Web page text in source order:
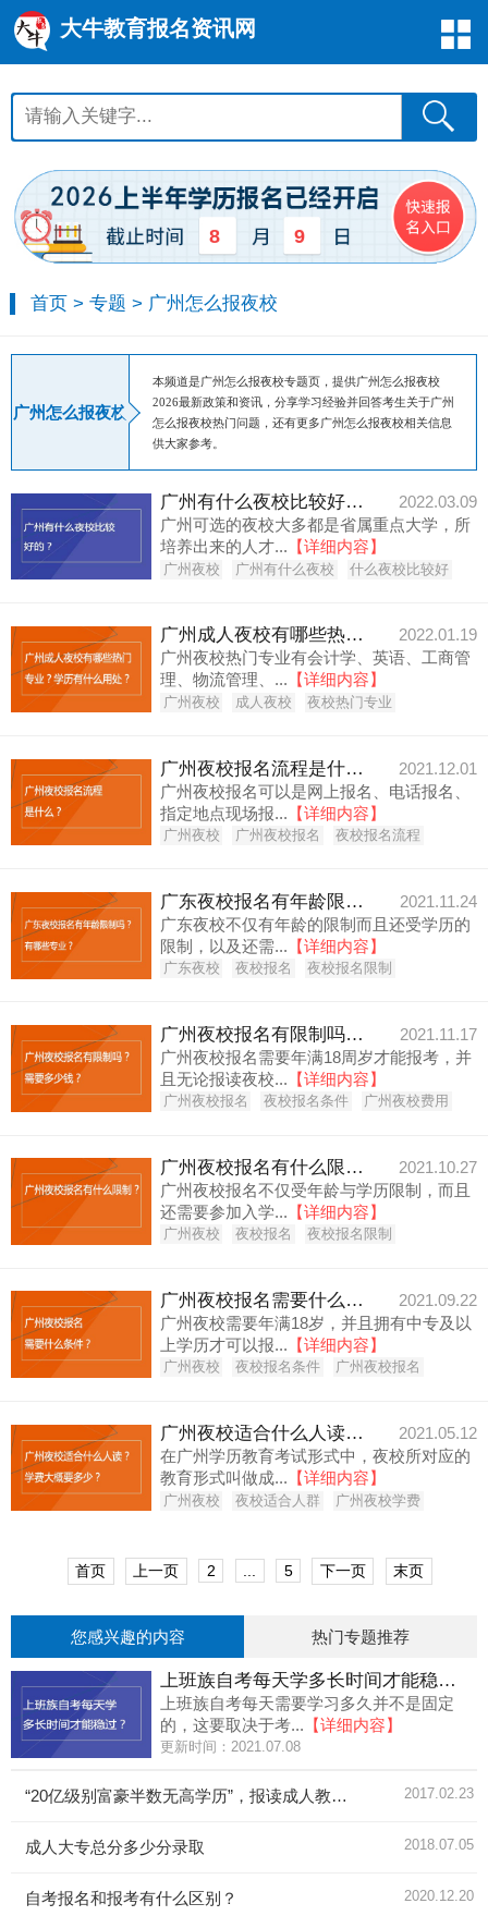
大牛教育报名资讯网
8 9
首页 >专题 > 广州怎么报夜校
广州怎么报夜校
本频道是广州怎么报夜校专题页，提供广州怎么报夜校
2026最新政策和资讯，分享学习经验并回答考生关于广州
怎么报夜校热门问题，还有更多广州怎么报夜校相关信息
供大家参考。
广州有什么夜校比较好的？
2022.03.09
广州可选的夜校大多都是省属重点大学，所
培养出来的人才... 【详细内容】
广州夜校 广州有什么夜校 什么夜校比较好
广州成人夜校有哪些热门专业？学历有什么用处？
2022.01.19
广州夜校热门专业有会计学、英语、工商管
理、物流管理、... 【详细内容】
广州夜校 成人夜校 夜校热门专业
广州夜校报名流程是什么？
2021.12.01
广州夜校报名可以是网上报名、电话报名、
指定地点现场报... 【详细内容】
广州夜校 广州夜校报名 夜校报名流程
广东夜校报名有年龄限制吗？有哪些专业？
2021.11.24
广东夜校不仅有年龄的限制而且还受学历的
限制，以及还需... 【详细内容】
广东夜校 夜校报名 夜校报名限制
广州夜校报名有限制吗？需要多少钱？
2021.11.17
广州夜校报名需要年满18周岁才能报考，并
且无论报读夜校... 【详细内容】
广州夜校报名 夜校报名条件 广州夜校费用
广州夜校报名有什么限制？
2021.10.27
广州夜校报名不仅受年龄与学历限制，而且
还需要参加入学... 【详细内容】
广州夜校 夜校报名 夜校报名限制
广州夜校报名需要什么条件？
2021.09.22
广州夜校需要年满18岁，并且拥有中专及以
上学历才可以报... 【详细内容】
广州夜校 夜校报名条件 广州夜校报名
广州夜校适合什么人读？学费大概要多少？
2021.05.12
在广州学历教育考试形式中，夜校所对应的
教育形式叫做成... 【详细内容】
广州夜校 夜校适合人群 广州夜校学费
首页 上一页 2 ... 5 下一页 末页
您感兴趣的内容 热门专题推荐
上班族自考每天学多长时间才能稳过？
上班族自考每天需要学习多久并不是固定
的，这要取决于考... 【详细内容】
更新时间：2021.07.08
“20亿级别富豪半数无高学历”，报读成人教育无用？ 2017.02.23
成人大专总分多少分录取 2018.07.05
自考报名和报考有什么区别？ 2020.12.20